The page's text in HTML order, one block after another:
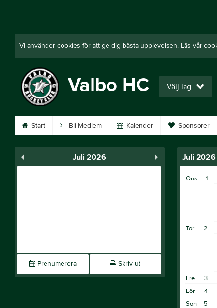
Vi använder cookies för att ge dig bästa upplevelsen. Läs vår
Valbo HC Välj lag
Start Bli Medlem Kalender Sponsorer
Juli 2026
Prenumerera Skriv ut
Juli 2026
1
Ons
2
Tor
3
Fre
4
Lör
5
Sön